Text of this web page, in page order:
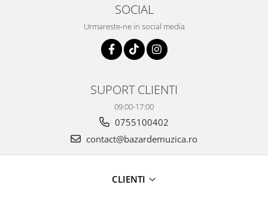
SOCIAL
Urmareste-ne in social media
SUPORT CLIENTI
09:00-17:00
0755100402
contact@bazardemuzica.ro
CLIENTI